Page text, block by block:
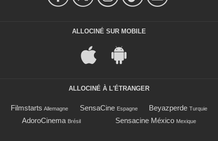
ALLOCINÉ SUR MOBILE
ALLOCINÉ À L'ÉTRANGER
Filmstarts Allemagne SensaCine Espagne Beyazperde Turquie
AdoroCinema Brésil Sensacine México Mexique